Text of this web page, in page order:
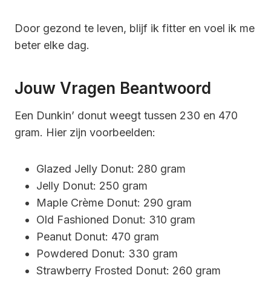
Door gezond te leven, blijf ik fitter en voel ik me
beter elke dag.
Jouw Vragen Beantwoord
Een Dunkin’ donut weegt tussen 230 en 470
gram. Hier zijn voorbeelden:
Glazed Jelly Donut: 280 gram
Jelly Donut: 250 gram
Maple Crème Donut: 290 gram
Old Fashioned Donut: 310 gram
Peanut Donut: 470 gram
Powdered Donut: 330 gram
Strawberry Frosted Donut: 260 gram